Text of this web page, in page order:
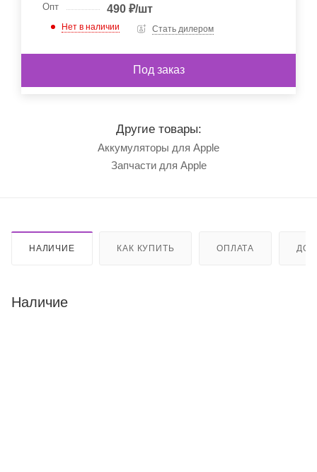
Опт 490₽/шт
Нет в наличии Стать дилером
Под заказ
Другие товары:
Аккумуляторы для Apple
Запчасти для Apple
НАЛИЧИЕ КАК КУПИТЬ ОПЛАТА
Наличие